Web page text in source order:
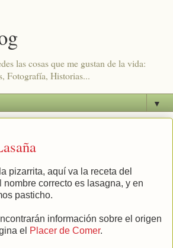
las cosas que me gustan de la vida:
Fotografía, Historias...
▼
pizarrita, aquí va la receta del
nombre correcto es lasagna, y en
pasticho.
información sobre el origen
el Placer de Comer.